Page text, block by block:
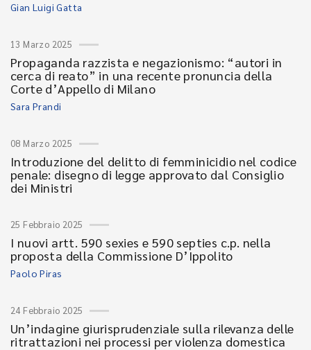
Gian Luigi Gatta
13 Marzo 2025
Propaganda razzista e negazionismo: “autori in
cerca di reato” in una recente pronuncia della
Corte d’Appello di Milano
Sara Prandi
08 Marzo 2025
Introduzione del delitto di femminicidio nel codice
penale: disegno di legge approvato dal Consiglio
dei Ministri
25 Febbraio 2025
I nuovi artt. 590 sexies e 590 septies c.p. nella
proposta della Commissione D’Ippolito
Paolo Piras
24 Febbraio 2025
Un’indagine giurisprudenziale sulla rilevanza delle
ritrattazioni nei processi per violenza domestica